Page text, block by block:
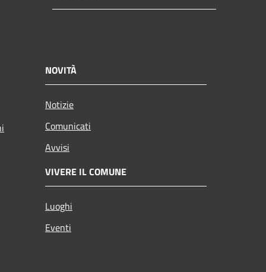
NOVITÀ
Notizie
Comunicati
Avvisi
VIVERE IL COMUNE
Luoghi
Eventi